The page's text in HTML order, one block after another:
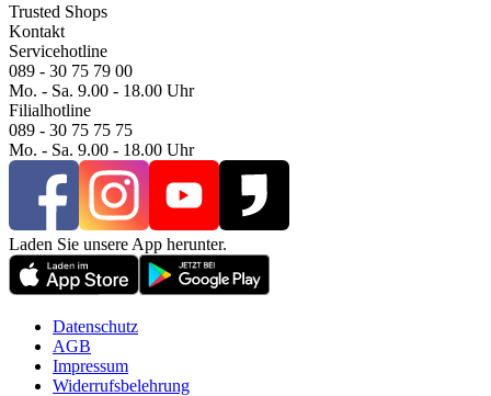
Trusted Shops
Kontakt
Servicehotline
089 - 30 75 79 00
Mo. - Sa. 9.00 - 18.00 Uhr
Filialhotline
089 - 30 75 75 75
Mo. - Sa. 9.00 - 18.00 Uhr
Laden Sie unsere App herunter.
Datenschutz
AGB
Impressum
Widerrufsbelehrung